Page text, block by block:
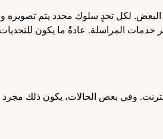
لكل تحدٍ سلوك محدد يتم تصويره
خدمات المراسلة. عادةً ما يكون
وفي بعض الحالات، يكون ذلك مجرد